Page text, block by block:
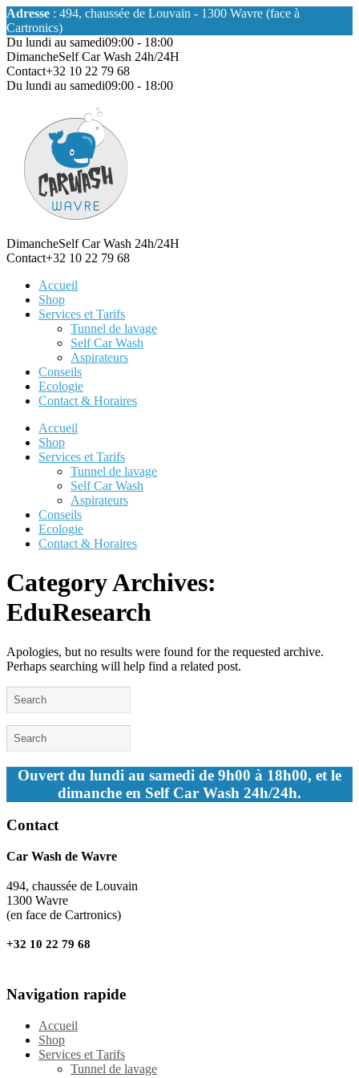
Adresse : 494, chaussée de Louvain - 1300 Wavre (face à
Cartronics)
Du lundi au samedi09:00 - 18:00
DimancheSelf Car Wash 24h/24H
Contact+32 10 22 79 68
Du lundi au samedi09:00 - 18:00
DimancheSelf Car Wash 24h/24H
Contact+32 10 22 79 68
Accueil
Shop
Services et Tarifs
Tunnel de lavage
Self Car Wash
Aspirateurs
Conseils
Ecologie
Contact & Horaires
Accueil
Shop
Services et Tarifs
Tunnel de lavage
Self Car Wash
Aspirateurs
Conseils
Ecologie
Contact & Horaires
Category Archives:
EduResearch
Apologies, but no results were found for the requested archive.
Perhaps searching will help find a related post.
Ouvert du lundi au samedi de 9h00 à 18h00, et le
dimanche en Self Car Wash 24h/24h.
Contact
Car Wash de Wavre
494, chaussée de Louvain
1300 Wavre
(en face de Cartronics)
+32 10 22 79 68
Navigation rapide
Accueil
Shop
Services et Tarifs
Tunnel de lavage